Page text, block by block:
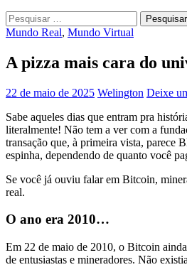
Pesquisar
por:
Mundo Real, Mundo Virtual
A pizza mais cara do
22 de maio de 2025 Welington Deixe
Sabe aqueles dias que entram pra
literalmente! Não tem a ver com a
transação que, à primeira vista, parece
espinha, dependendo de quanto você
Se você já ouviu falar em Bitcoin,
real.
O ano era 2010…
Em 22 de maio de 2010, o Bitcoin
de entusiastas e mineradores. Não